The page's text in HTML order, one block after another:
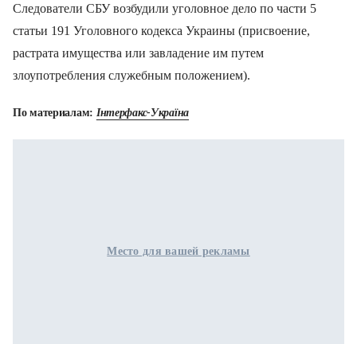
Следователи СБУ возбудили уголовное дело по части 5
статьи 191 Уголовного кодекса Украины (присвоение,
растрата имущества или завладение им путем
злоупотребления служебным положением).
По материалам: Інтерфакс-Україна
Место для вашей рекламы